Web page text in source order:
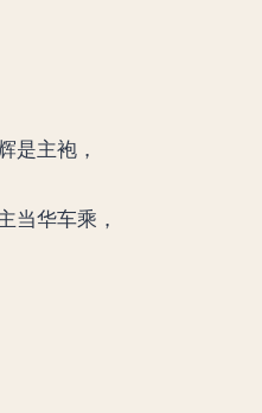
是主袍，
当华车乘，